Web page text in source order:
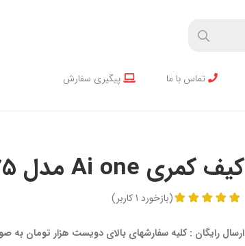
تماس با ما پیگیری سفارش
کیف کمری Ai one مدل 6075
(بازخورد کاربر)
ارسال رایگان : کلیه سفارشهای بالای دویست هزار تومان به